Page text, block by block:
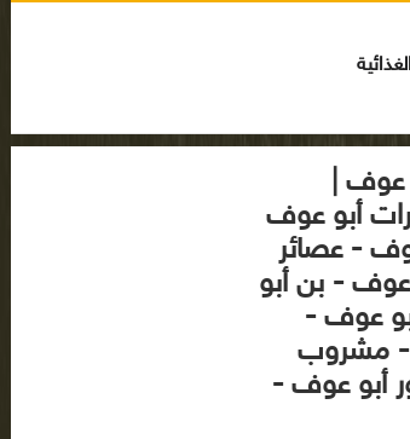
عوف |
أبو عوف
- عصائر
- بن أبو
عوف -
- مشروب
أبو عوف -